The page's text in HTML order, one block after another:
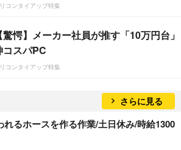
コンタイアップ特集
【驚愕】メーカー社員が推す「10万円台」
コスパPC
コンタイアップ特集
さらに見る
るホースを作る作業/土日休み/時給1300